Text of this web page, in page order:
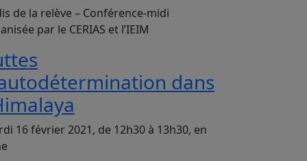
de la relève – Conférence-midi
par le CERIAS et l’IEIM
dans
16 février 2021, de 12h30 à 13h30, en